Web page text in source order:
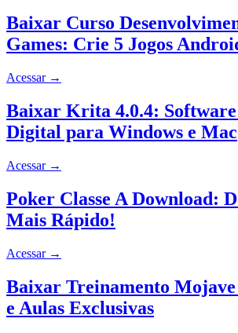
Baixar Curso
Games: Crie 5 Jogos
Acessar →
Baixar Krita 4.0.4:
Digital para Windows e Mac
Acessar →
Poker Classe A Download:
Mais Rápido!
Acessar →
Baixar Treinamento
e Aulas Exclusivas